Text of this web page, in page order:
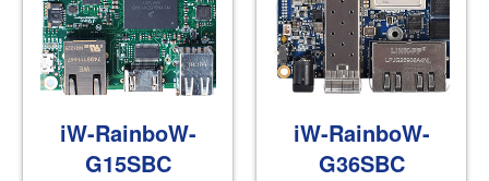
iW-RainboW-
G15SBC
iW-RainboW-
G36SBC